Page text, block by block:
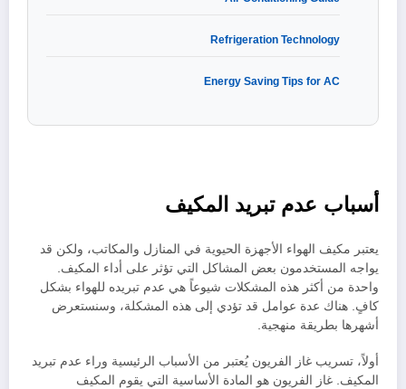
Refrigeration Technology
Energy Saving Tips for AC
أسباب عدم تبريد المكيف
يعتبر مكيف الهواء الأجهزة الحيوية في المنازل والمكاتب، ولكن قد
يواجه المستخدمون بعض المشاكل التي تؤثر على أداء المكيف.
واحدة من أكثر هذه المشكلات شيوعاً هي عدم تبريده للهواء بشكل
كافٍ. هناك عدة عوامل قد تؤدي إلى هذه المشكلة، وسنستعرض
أشهرها بطريقة منهجية.
أولاً، تسريب غاز الفريون يُعتبر من الأسباب الرئيسية وراء عدم تبريد
المكيف. غاز الفريون هو المادة الأساسية التي يقوم المكيف